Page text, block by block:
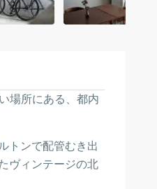
場所にある、都内
トンで配管むき出
ヴィンテージの北